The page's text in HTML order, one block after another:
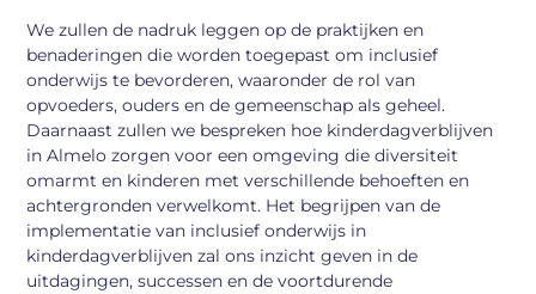
We zullen de nadruk leggen op de praktijken en
benaderingen die worden toegepast om inclusief
onderwijs te bevorderen, waaronder de rol van
opvoeders, ouders en de gemeenschap als geheel.
Daarnaast zullen we bespreken hoe kinderdagverblijven
in Almelo zorgen voor een omgeving die diversiteit
omarmt en kinderen met verschillende behoeften en
achtergronden verwelkomt. Het begrijpen van de
implementatie van inclusief onderwijs in
kinderdagverblijven zal ons inzicht geven in de
uitdagingen, successen en de voortdurende